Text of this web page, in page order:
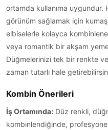
ortamda kullanıma
görünüm sağlamak için
elbiselerle kolayca
veya romantik bir akşam
Düğmelerinizi tek bir renkte
zaman tutarlı hale
Kombin Önerileri
İş Ortamında: Düz renkli,
kombinlendiğinde,